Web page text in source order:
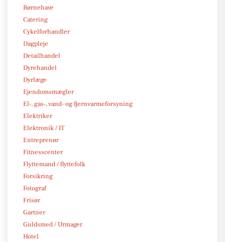
Børnehave
Catering
Cykelforhandler
Dagpleje
Detailhandel
Dyrehandel
Dyrlæge
Ejendomsmægler
El-, gas-, vand- og fjernvarmeforsyning
Elektriker
Elektronik / IT
Entreprenør
Fitnesscenter
Flyttemand / flyttefolk
Forsikring
Fotograf
Frisør
Gartner
Guldsmed / Urmager
Hotel